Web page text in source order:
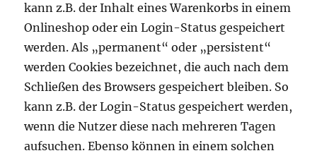
kann z.B. der Inhalt eines Warenkorbs in einem
Onlineshop oder ein Login-Status gespeichert
werden. Als „permanent“ oder „persistent“
werden Cookies bezeichnet, die auch nach dem
Schließen des Browsers gespeichert bleiben. So
kann z.B. der Login-Status gespeichert werden,
wenn die Nutzer diese nach mehreren Tagen
aufsuchen. Ebenso können in einem solchen